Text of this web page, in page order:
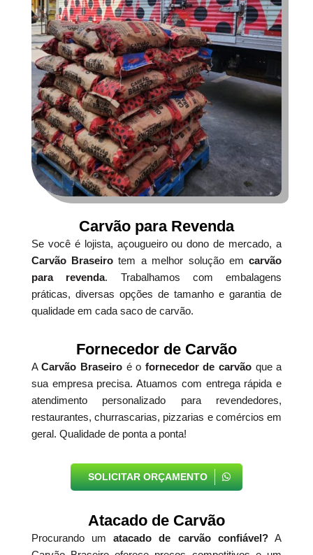
Carvão para Revenda
Se você é lojista, açougueiro ou dono de mercado, a
Carvão Braseiro tem a melhor solução emcarvão
para revenda. Trabalhamos com embalagens
práticas, diversas opções de tamanho e garantia de
qualidade em cada saco de carvão.
Fornecedor de Carvão
ACarvão Braseiro é o fornecedor de carvão que a
sua empresa precisa. Atuamos com entrega rápida e
atendimento personalizado para revendedores,
restaurantes, churrascarias, pizzarias e comércios em
geral. Qualidade de ponta a ponta!
SOLICITAR ORÇAMENTO
Atacado de Carvão
Procurando umatacado de carvão confiável?A